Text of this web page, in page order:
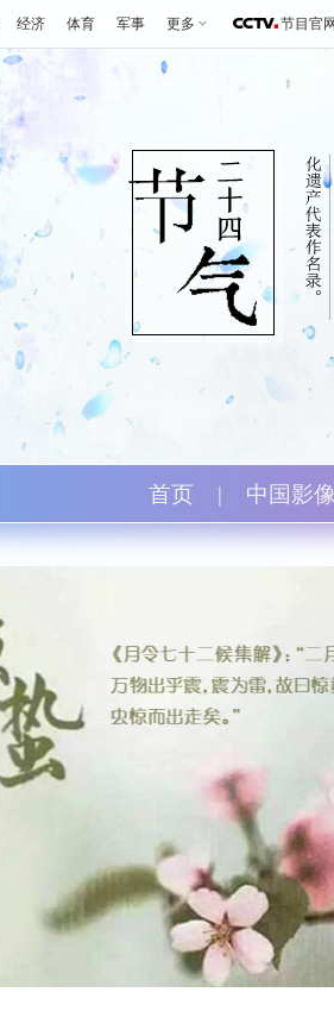
经济 体育 军事 更多 节目官
首页 | 中国影